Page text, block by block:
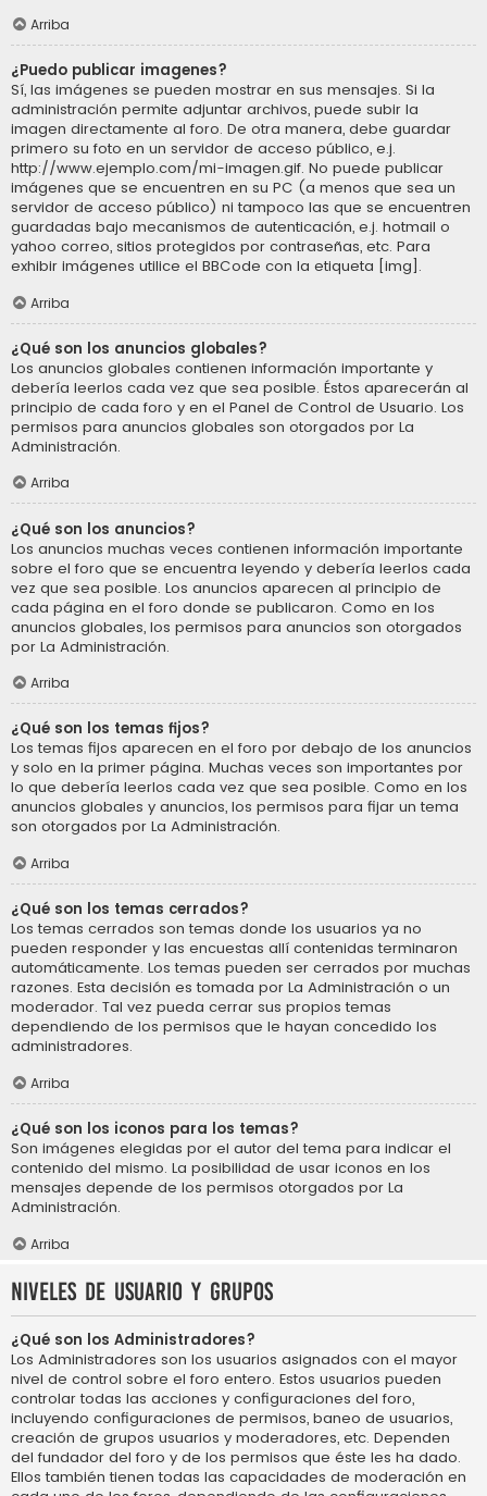
Arriba
¿Puedo publicar imagenes?
Sí, las imágenes se pueden mostrar en sus mensajes. Si la
administración permite adjuntar archivos, puede subir la
imagen directamente al foro. De otra manera, debe guardar
primero su foto en un servidor de acceso público, e.j.
http://www.ejemplo.com/mi-imagen.gif. No puede publicar
imágenes que se encuentren en su PC (a menos que sea un
servidor de acceso público) ni tampoco las que se encuentren
guardadas bajo mecanismos de autenticación, e.j. hotmail o
yahoo correo, sitios protegidos por contraseñas, etc. Para
exhibir imágenes utilice el BBCode con la etiqueta [img].
Arriba
¿Qué son los anuncios globales?
Los anuncios globales contienen información importante y
debería leerlos cada vez que sea posible. Éstos aparecerán al
principio de cada foro y en el Panel de Control de Usuario. Los
permisos para anuncios globales son otorgados por La
Administración.
Arriba
¿Qué son los anuncios?
Los anuncios muchas veces contienen información importante
sobre el foro que se encuentra leyendo y debería leerlos cada
vez que sea posible. Los anuncios aparecen al principio de
cada página en el foro donde se publicaron. Como en los
anuncios globales, los permisos para anuncios son otorgados
por La Administración.
Arriba
¿Qué son los temas fijos?
Los temas fijos aparecen en el foro por debajo de los anuncios
y solo en la primer página. Muchas veces son importantes por
lo que debería leerlos cada vez que sea posible. Como en los
anuncios globales y anuncios, los permisos para fijar un tema
son otorgados por La Administración.
Arriba
¿Qué son los temas cerrados?
Los temas cerrados son temas donde los usuarios ya no
pueden responder y las encuestas allí contenidas terminaron
automáticamente. Los temas pueden ser cerrados por muchas
razones. Esta decisión es tomada por La Administración o un
moderador. Tal vez pueda cerrar sus propios temas
dependiendo de los permisos que le hayan concedido los
administradores.
Arriba
¿Qué son los iconos para los temas?
Son imágenes elegidas por el autor del tema para indicar el
contenido del mismo. La posibilidad de usar iconos en los
mensajes depende de los permisos otorgados por La
Administración.
Arriba
Niveles de usuario y grupos
¿Qué son los Administradores?
Los Administradores son los usuarios asignados con el mayor
nivel de control sobre el foro entero. Estos usuarios pueden
controlar todas las acciones y configuraciones del foro,
incluyendo configuraciones de permisos, baneo de usuarios,
creación de grupos usuarios y moderadores, etc. Dependen
del fundador del foro y de los permisos que éste les ha dado.
Ellos también tienen todas las capacidades de moderación en